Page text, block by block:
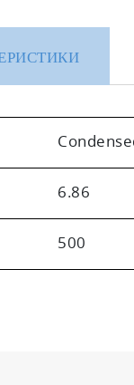
6.86
500